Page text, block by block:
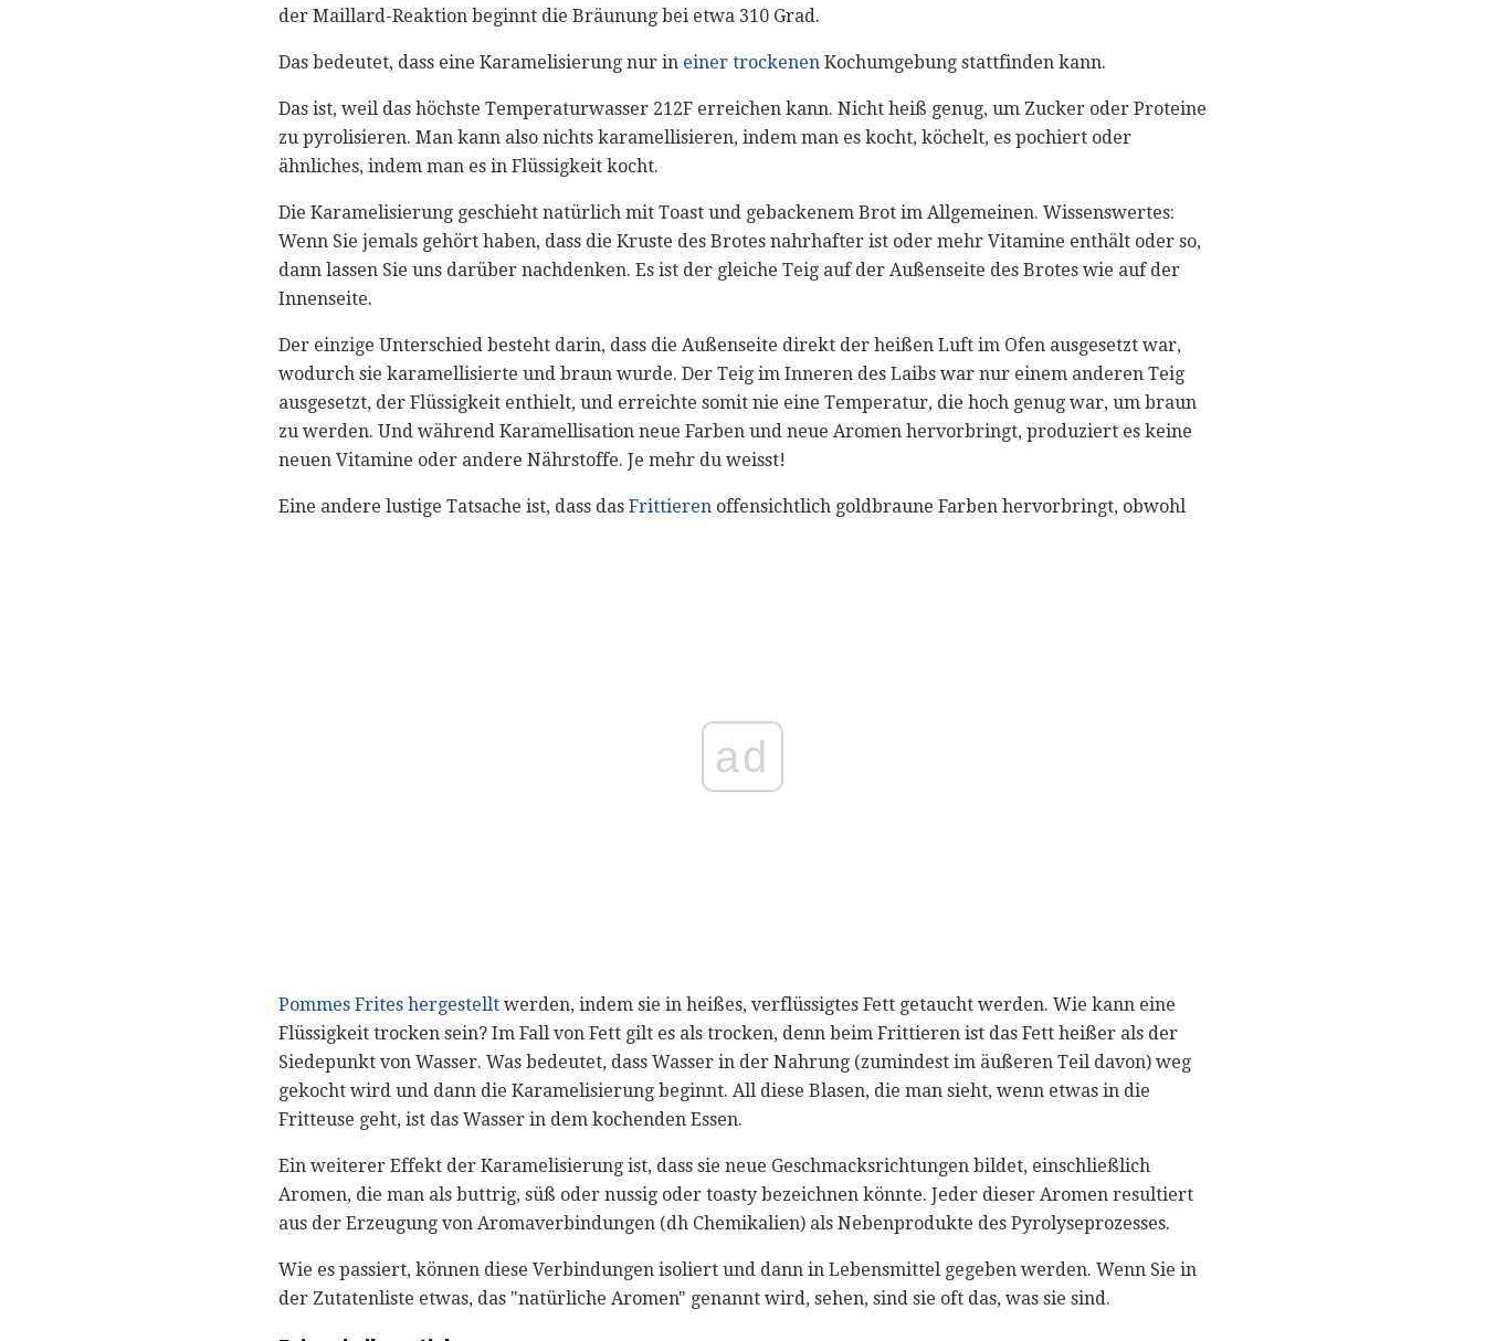
der Maillard-Reaktion beginnt die Bräunung bei etwa 310 Grad.
Das bedeutet, dass eine Karamelisierung nur in einer trockenen Kochumgebung stattfinden kann.
Das ist, weil das höchste Temperaturwasser 212F erreichen kann. Nicht heiß genug, um Zucker oder Proteine
​​zu pyrolisieren. Man kann also nichts karamellisieren, indem man es kocht, köchelt, es pochiert oder
ähnliches, indem man es in Flüssigkeit kocht.
Die Karamelisierung geschieht natürlich mit Toast und gebackenem Brot im Allgemeinen. Wissenswertes:
Wenn Sie jemals gehört haben, dass die Kruste des Brotes nahrhafter ist oder mehr Vitamine enthält oder so,
dann lassen Sie uns darüber nachdenken. Es ist der gleiche Teig auf der Außenseite des Brotes wie auf der
Innenseite.
Der einzige Unterschied besteht darin, dass die Außenseite direkt der heißen Luft im Ofen ausgesetzt war,
wodurch sie karamellisierte und braun wurde. Der Teig im Inneren des Laibs war nur einem anderen Teig
ausgesetzt, der Flüssigkeit enthielt, und erreichte somit nie eine Temperatur, die hoch genug war, um braun
zu werden. Und während Karamellisation neue Farben und neue Aromen hervorbringt, produziert es keine
neuen Vitamine oder andere Nährstoffe. Je mehr du weisst!
Eine andere lustige Tatsache ist, dass das Frittieren offensichtlich goldbraune Farben hervorbringt, obwohl
ad
Pommes Frites hergestellt werden, indem sie in heißes, verflüssigtes Fett getaucht werden. Wie kann eine
Flüssigkeit trocken sein? Im Fall von Fett gilt es als trocken, denn beim Frittieren ist das Fett heißer als der
Siedepunkt von Wasser. Was bedeutet, dass Wasser in der Nahrung (zumindest im äußeren Teil davon) weg
gekocht wird und dann die Karamelisierung beginnt. All diese Blasen, die man sieht, wenn etwas in die
Fritteuse geht, ist das Wasser in dem kochenden Essen.
Ein weiterer Effekt der Karamelisierung ist, dass sie neue Geschmacksrichtungen bildet, einschließlich
Aromen, die man als buttrig, süß oder nussig oder toasty bezeichnen könnte. Jeder dieser Aromen resultiert
aus der Erzeugung von Aromaverbindungen (dh Chemikalien) als Nebenprodukte des Pyrolyseprozesses.
Wie es passiert, können diese Verbindungen isoliert und dann in Lebensmittel gegeben werden. Wenn Sie in
der Zutatenliste etwas, das "natürliche Aromen" genannt wird, sehen, sind sie oft das, was sie sind.